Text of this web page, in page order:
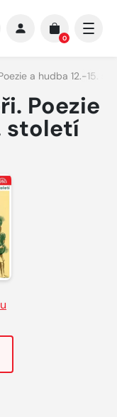
0
a hudba 12.-15.
Poezie
století